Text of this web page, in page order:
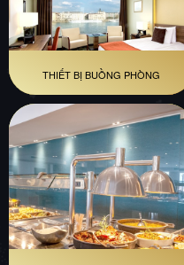
THIẾT BỊ BUỒNG PHÒNG